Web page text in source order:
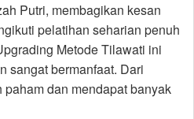
Putri, membagikan kesan
pelatihan seharian penuh
Metode Tilawati ini
sangat bermanfaat. Dari
dan mendapat banyak